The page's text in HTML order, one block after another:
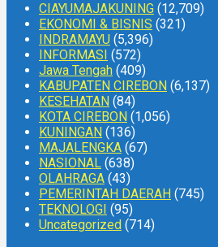
CIAYUMAJAKUNING (12,709)
EKONOMI & BISNIS (321)
INDRAMAYU (5,396)
INFORMASI (572)
Jawa Tengah (409)
KABUPATEN CIREBON (6,137)
KESEHATAN (84)
KOTA CIREBON (1,056)
KUNINGAN (136)
MAJALENGKA (67)
NASIONAL (638)
OLAHRAGA (43)
PEMERINTAH DAERAH (745)
TEKNOLOGI (95)
Uncategorized (714)